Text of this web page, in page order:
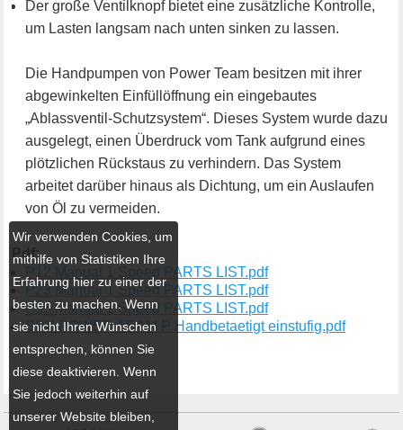
Der große Ventilknopf bietet eine zusätzliche Kontrolle,
um Lasten langsam nach unten sinken zu lassen.
Die Handpumpen von Power Team besitzen mit ihrer
abgewinkelten Einfüllöffnung ein eingebautes
„Ablassventil-Schutzsystem“. Dieses System wurde dazu
ausgelegt, einen Überdruck vom Tank aufgrund eines
plötzlichen Rückstaus zu verhindern. Das System
arbeitet darüber hinaus als Dichtung, um ein Auslaufen
von Öl zu vermeiden.
Pdf:
P12 Manual 1 Speed PARTS LIST.pdf
P23 Manual 1 Speed PARTS LIST.pdf
P55 Manual 1 Speed PARTS LIST.pdf
SPX POWER TEAM P Handbetaetigt einstufig.pdf
Wir verwenden Cookies, um
mithilfe von Statistiken Ihre
Erfahrung hier zu einer der
besten zu machen. Wenn
sie nicht Ihren Wünschen
entsprechen, können Sie
diese deaktivieren. Wenn
Sie jedoch weiterhin auf
unserer Website bleiben,